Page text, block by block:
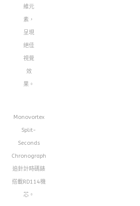
維元
素，
呈現
絕佳
視覺
效
果。
Monovortex
Split-
Seconds
Chronograph
追針計時碼錶
搭載RD114機
芯。